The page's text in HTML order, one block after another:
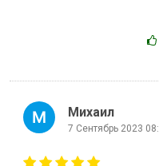
Михаил
7 Сентябрь 2023